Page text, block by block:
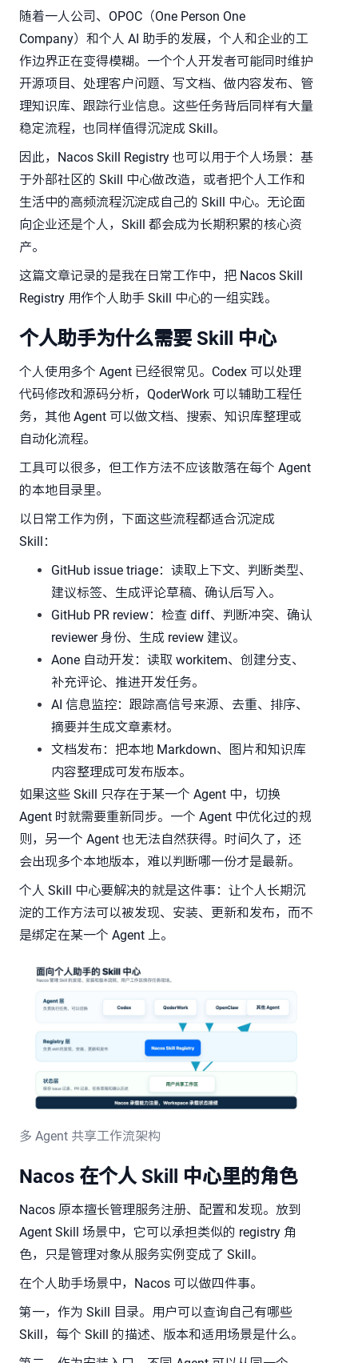
随着一人公司、OPOC（One Person One
Company）和个人 AI 助手的发展，个人和企业的工
作边界正在变得模糊。一个个人开发者可能同时维护
开源项目、处理客户问题、写文档、做内容发布、管
理知识库、跟踪行业信息。这些任务背后同样有大量
稳定流程，也同样值得沉淀成 Skill。
因此，Nacos Skill Registry 也可以用于个人场景：基
于外部社区的 Skill 中心做改造，或者把个人工作和
生活中的高频流程沉淀成自己的 Skill 中心。无论面
向企业还是个人，Skill 都会成为长期积累的核心资
产。
这篇文章记录的是我在日常工作中，把 Nacos Skill
Registry 用作个人助手 Skill 中心的一组实践。
个人助手为什么需要 Skill 中心
个人使用多个 Agent 已经很常见。Codex 可以处理
代码修改和源码分析，QoderWork 可以辅助工程任
务，其他 Agent 可以做文档、搜索、知识库整理或
自动化流程。
工具可以很多，但工作方法不应该散落在每个 Agent
的本地目录里。
以日常工作为例，下面这些流程都适合沉淀成
Skill：
GitHub issue triage：读取上下文、判断类型、
建议标签、生成评论草稿、确认后写入。
GitHub PR review：检查 diff、判断冲突、确认
reviewer 身份、生成 review 建议。
Aone 自动开发：读取 workitem、创建分支、
补充评论、推进开发任务。
AI 信息监控：跟踪高信号来源、去重、排序、
摘要并生成文章素材。
文档发布：把本地 Markdown、图片和知识库
内容整理成可发布版本。
如果这些 Skill 只存在于某一个 Agent 中，切换
Agent 时就需要重新同步。一个 Agent 中优化过的规
则，另一个 Agent 也无法自然获得。时间久了，还
会出现多个本地版本，难以判断哪一份才是最新。
个人 Skill 中心要解决的就是这件事：让个人长期沉
淀的工作方法可以被发现、安装、更新和发布，而不
是绑定在某一个 Agent 上。
多 Agent 共享工作流架构
Nacos 在个人 Skill 中心里的角色
Nacos 原本擅长管理服务注册、配置和发现。放到
Agent Skill 场景中，它可以承担类似的 registry 角
色，只是管理对象从服务实例变成了 Skill。
在个人助手场景中，Nacos 可以做四件事。
第一，作为 Skill 目录。用户可以查询自己有哪些
Skill，每个 Skill 的描述、版本和适用场景是什么。